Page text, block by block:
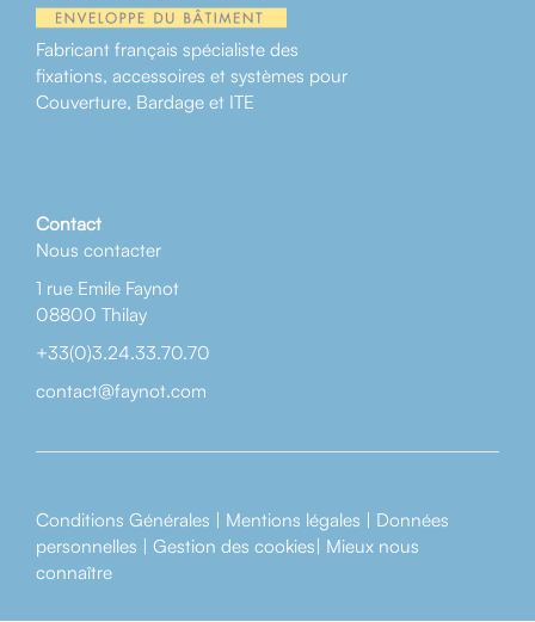
Fabricant français spécialiste des
fixations, accessoires et systèmes pour
Couverture, Bardage et ITE
Contact
Nous contacter
1 rue Emile Faynot
08800 Thilay
+33(0)3.24.33.70.70
contact@faynot.com
Conditions Générales | Mentions légales | Données
personnelles | Gestion des cookies| Mieux nous
connaître